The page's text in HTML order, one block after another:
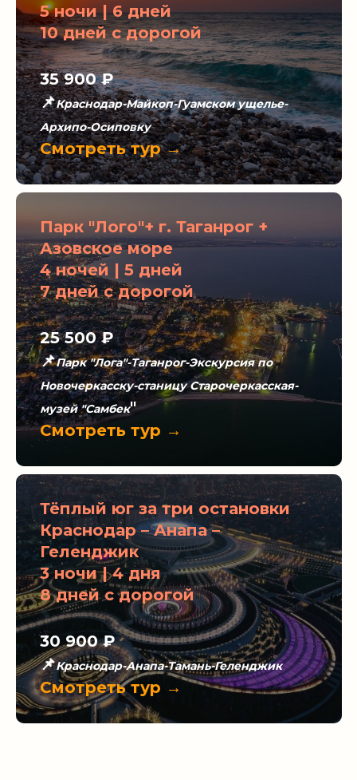
5 ночи | 6 дней
10 дней с дорогой
35 900₽
📌Краснодар-Майкоп-Гуамском ущелье-
Архипо-Осиповку
Смотреть тур →
Парк "Лого"+ г. Таганрог +
Азовское море
4 ночей | 5 дней
7 дней с дорогой
25 500₽
📌Парк "Лога"-Таганрог-Экскурсия по
Новочеркасску-станицу Старочеркасская-
музей "Самбек"
Смотреть тур →
Тёплый юг за три остановки
Краснодар – Анапа –
Геленджик
3 ночи | 4 дня
8 дней с дорогой
30 900₽
📌Краснодар-Анапа-Тамань-Геленджик
Смотреть тур →